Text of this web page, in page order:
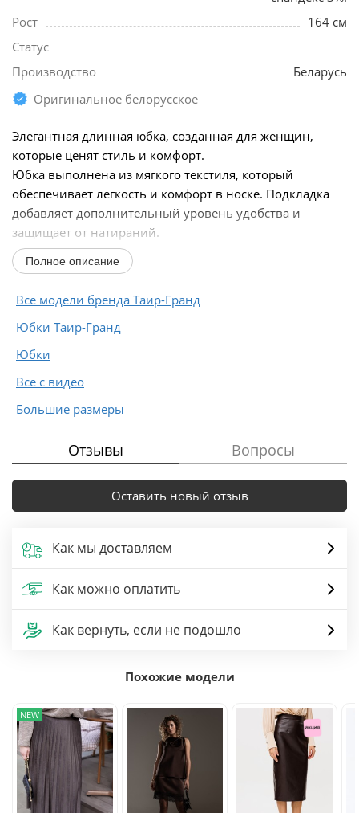
Рост
164 см
Статус
Производство
Беларусь
Оригинальное белорусское
Элегантная длинная юбка, созданная для женщин,
которые ценят стиль и комфорт.
Юбка выполнена из мягкого текстиля, который
обеспечивает легкость и комфорт в носке. Подкладка
добавляет дополнительный уровень удобства и
защищает от натираний.
Уникальный покрой по косой нити основы позволяет...
Полное описание
Все модели бренда Таир-Гранд
Юбки Таир-Гранд
Юбки
Все с видео
Большие размеры
Отзывы Вопросы
Оставить новый отзыв
Как мы доставляем
Как можно оплатить
Как вернуть, если не подошло
Похожие модели
NEW